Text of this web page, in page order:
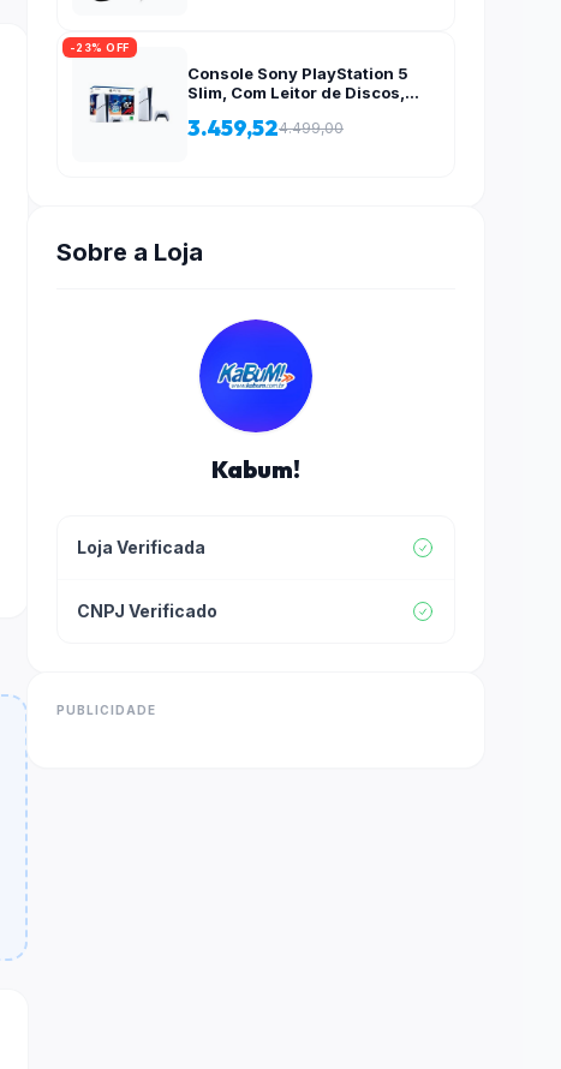
-23% OFF
Console Sony PlayStation 5
Slim, Com Leitor de Discos,
DualSense + 2 Jogos –
3.459,524.499,00
Sobre a Loja
Kabum!
Loja Verificada
CNPJ Verificado
PUBLICIDADE